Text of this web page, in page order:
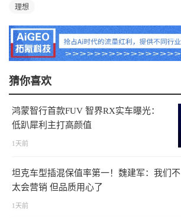
理想
猜你喜欢
鸿蒙智行首款FUV 智界RX实车曝光：
低趴犀利主打高颜值
1天前
坦克车型插混保值率第一！魏建军：我们不
太会营销 但品质用心了
1天前